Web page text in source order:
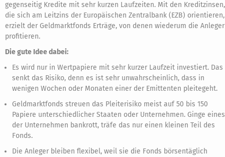
gegenseitig Kredite mit sehr kurzen Laufzeiten. Mit den Kreditzinsen,
die sich am Leitzins der Europäischen Zentralbank (EZB) orientieren,
erzielt der Geldmarktfonds Erträge, von denen wiederum die Anleger
profitieren.
Die gute Idee dabei:
Es wird nur in Wertpapiere mit sehr kurzer Laufzeit investiert. Das
senkt das Risiko, denn es ist sehr unwahrscheinlich, dass in
wenigen Wochen oder Monaten einer der Emittenten pleitegeht.
Geldmarktfonds streuen das Pleiterisiko meist auf 50 bis 150
Papiere unterschiedlicher Staaten oder Unternehmen. Ginge eines
der Unternehmen bankrott, träfe das nur einen kleinen Teil des
Fonds.
Die Anleger bleiben flexibel, weil sie die Fonds börsentäglich